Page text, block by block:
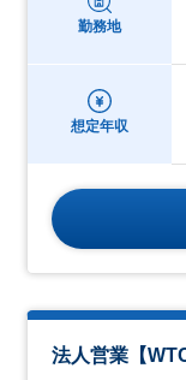
勤務地
想定年収
法人営業【